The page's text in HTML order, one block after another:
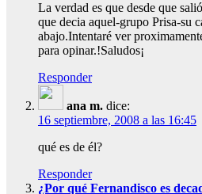
La verdad es que desde que
que decia aquel-grupo Prisa-su
abajo.Intentaré ver
para opinar.!Saludos¡
Responder
ana m. dice:
16 septiembre, 2008 a las 16:45
qué es de él?
Responder
¿Por qué Fernandisco es